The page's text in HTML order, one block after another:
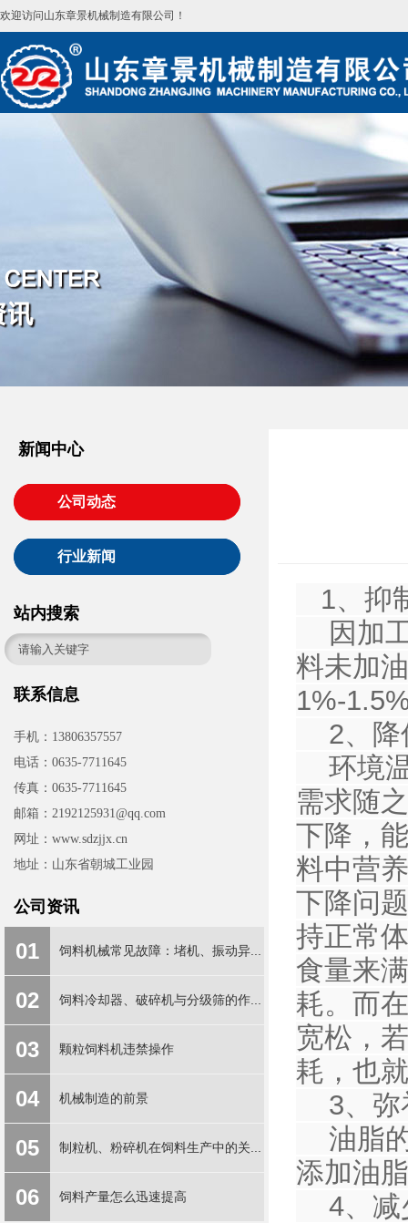
欢迎访问山东章景机械制造有限公司！
新闻中心
公司动态
行业新闻
站内搜索
联系信息
手机：13806357557
电话：0635-7711645
传真：0635-7711645
邮箱：2192125931@qq.com
网址：www.sdzjjx.cn
地址：山东省朝城工业园
公司资讯
01 饲料机械常见故障：堵机、振动异...
02 饲料冷却器、破碎机与分级筛的作...
03 颗粒饲料机违禁操作
04 机械制造的前景
05 制粒机、粉碎机在饲料生产中的关...
06 饲料产量怎么迅速提高
1、抑
因加工
料未加
1%-
2、降
环境温
需求随
下降，
料中营
下降问
持正常
食量来
耗。而
宽松，
耗，也
3、弥
油脂的
添加油
4、减